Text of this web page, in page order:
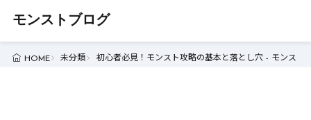
モンストブログ
HOME 未分類 初心者必見！モンスト攻略の基本と落とし穴 - モンスト